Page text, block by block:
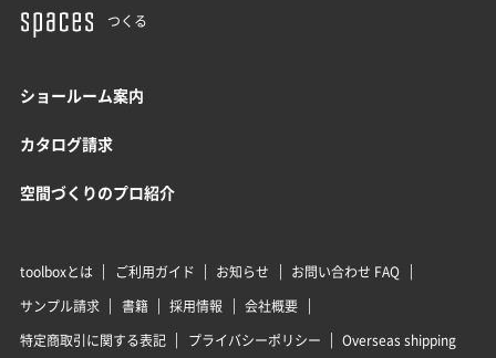
つくる
ショールーム案内
カタログ請求
空間づくりのプロ紹介
toolboxとは ご利用ガイド お知らせ
お問い合わせ FAQ
サンプル請求
書籍 採用情報
会社概要
特定商取引に関する表記
プライバシーポリシー Overseas shipping